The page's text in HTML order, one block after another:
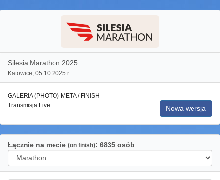
Silesia Marathon 2025
Katowice, 05.10.2025 r.
GALERIA (PHOTO)-META / FINISH
Transmisja Live
Nowa wersja
Łącznie na mecie (on finish): 6835 osób